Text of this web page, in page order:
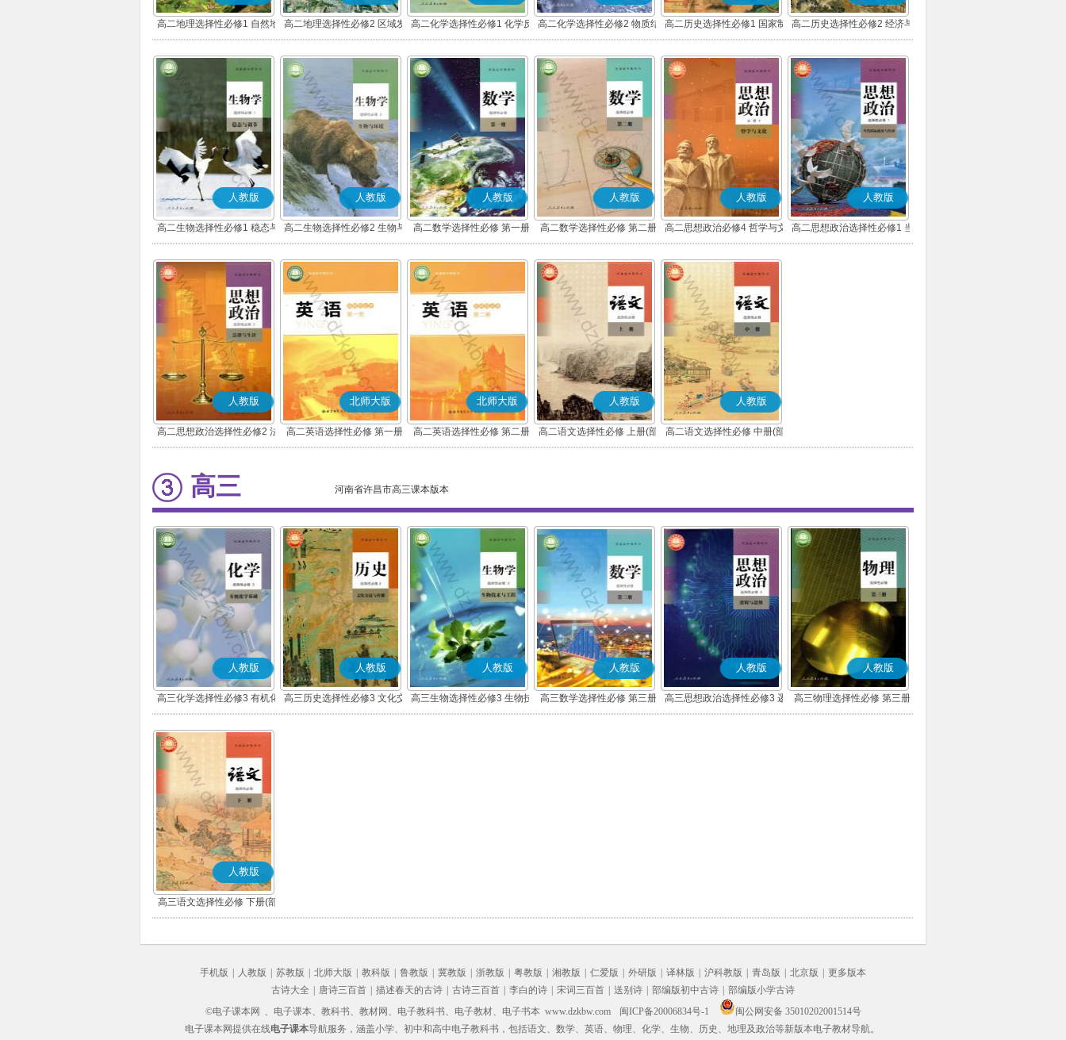
高二地理选择性必修1 自然地
理基础
高二地理选择性必修2 区域发
展
高二化学选择性必修1 化学反
应原理
高二化学选择性必修2 物质结
构与性质
高二历史选择性必修1 国家制
度与社会治理(部编版)
高二历史选择性必修2 经济与
社会生活(部编版)
人教版
高二生物选择性必修1 稳态与
调节
人教版
高二生物选择性必修2 生物与
环境
人教版
高二数学选择性必修 第一册
(A版)
人教版
高二数学选择性必修 第二册
(A版)
人教版
高二思想政治必修4 哲学与文
化(部编版)
人教版
高二思想政治选择性必修1 当
代国际政治与经济(部编版)
人教版
高二思想政治选择性必修2 法
律与生活(部编版)
北师大版
高二英语选择性必修 第一册
北师大版
高二英语选择性必修 第二册
人教版
高二语文选择性必修 上册(部
编版)
人教版
高二语文选择性必修 中册(部
编版)
高三 河南省许昌市高三课本版本
人教版
高三化学选择性必修3 有机化
学基础
人教版
高三历史选择性必修3 文化交
流与传播(部编版)
人教版
高三生物选择性必修3 生物技
术与工程
人教版
高三数学选择性必修 第三册
(A版)
人教版
高三思想政治选择性必修3 逻
辑与思维(部编版)
人教版
高三物理选择性必修 第三册
人教版
高三语文选择性必修 下册(部
编版)
手机版 人教版 苏教版 北师大版 教科版 鲁教版 冀教版 浙教版 粤教版 湘教版 仁爱版 外研版 译林版 沪科教版 青岛版 北京版
更多版本
古诗大全
唐诗三百首 描述春天的古诗 古诗三百首 李白的诗 宋词三百首 送别诗 部编版初中古诗
部编版小学古诗
©电子课本网 、电子课本、教科书、教材网、电子教科书、电子教材、电子书本 www.dzkbw.com 闽ICP备20006834号-1
闽公网安备 35010202001514号
电子课本网提供在线电子课本导航服务，涵盖小学、初中和高中电子教科书，包括语文、数学、英语、物理、化学、生物、历史、地理及政治等新版本电子教材导航。